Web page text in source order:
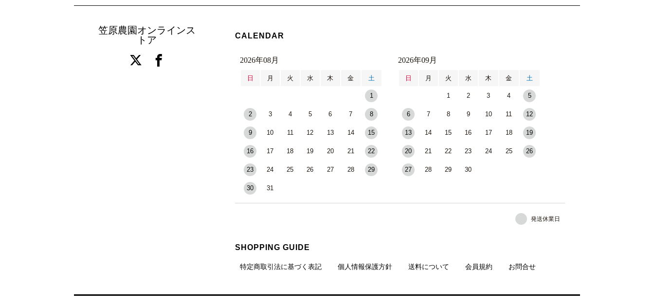
笠原農園オンラインス
トア
CALENDAR
2026年08月
日 月 火 水 木 金 土
1
2 3 4 5 6 7 8
9 10 11 12 13 14 15
16 17 18 19 20 21 22
23 24 25 26 27 28 29
30 31
2026年09月
日 月 火 水 木 金 土
1 2 3 4 5
6 7 8 9 10 11 12
13 14 15 16 17 18 19
20 21 22 23 24 25 26
27 28 29 30
発送休業日
SHOPPING GUIDE
特定商取引法に基づく表記 個人情報保護方針 送料について 会員規約 お問合せ